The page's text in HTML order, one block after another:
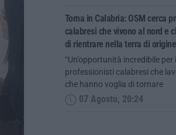
Torna in Calabria: OSM cerca
calabresi che vivono al nord e
di rientrare nella terra di origine
“Un’opportunità incredibile per
professionisti calabresi che
che hanno voglia di tornare
07 Agosto, 20:24